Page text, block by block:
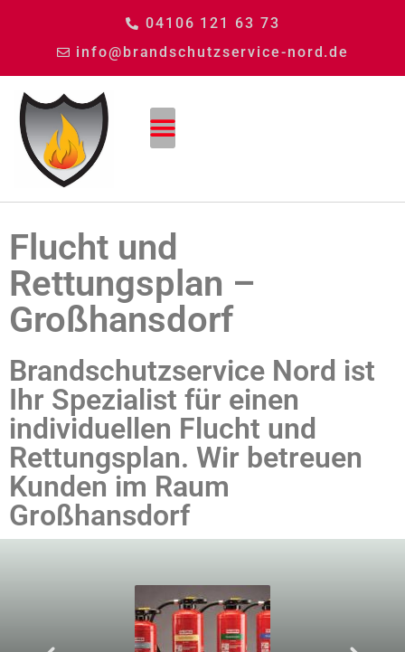
04106 121 63 73
info@brandschutzservice-nord.de
Flucht und
Rettungsplan –
Großhansdorf
Brandschutzservice Nord ist
Ihr Spezialist für einen
individuellen Flucht und
Rettungsplan. Wir betreuen
Kunden im Raum
Großhansdorf